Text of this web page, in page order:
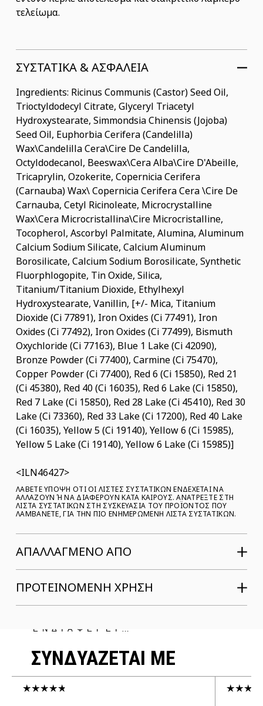
τελείωμα.
ΣΥΣΤΑΤΙΚΆ & ΑΣΦΆΛΕΙΑ
Ingredients: Ricinus Communis (Castor) Seed Oil,
Trioctyldodecyl Citrate, Glyceryl Triacetyl
Hydroxystearate, Simmondsia Chinensis (Jojoba)
Seed Oil, Euphorbia Cerifera (Candelilla)
Wax\Candelilla Cera\Cire De Candelilla,
Octyldodecanol, Beeswax\Cera Alba\Cire D'Abeille,
Tricaprylin, Ozokerite, Copernicia Cerifera
(Carnauba) Wax\ Copernicia Cerifera Cera \Cire De
Carnauba, Cetyl Ricinoleate, Microcrystalline
Wax\Cera Microcristallina\Cire Microcristalline,
Tocopherol, Ascorbyl Palmitate, Alumina, Aluminum
Calcium Sodium Silicate, Calcium Aluminum
Borosilicate, Calcium Sodium Borosilicate, Synthetic
Fluorphlogopite, Tin Oxide, Silica,
Titanium/Titanium Dioxide, Ethylhexyl
Hydroxystearate, Vanillin, [+/- Mica, Titanium
Dioxide (Ci 77891), Iron Oxides (Ci 77491), Iron
Oxides (Ci 77492), Iron Oxides (Ci 77499), Bismuth
Oxychloride (Ci 77163), Blue 1 Lake (Ci 42090),
Bronze Powder (Ci 77400), Carmine (Ci 75470),
Copper Powder (Ci 77400), Red 6 (Ci 15850), Red 21
(Ci 45380), Red 40 (Ci 16035), Red 6 Lake (Ci 15850),
Red 7 Lake (Ci 15850), Red 28 Lake (Ci 45410), Red 30
Lake (Ci 73360), Red 33 Lake (Ci 17200), Red 40 Lake
(Ci 16035), Yellow 5 (Ci 19140), Yellow 6 (Ci 15985),
Yellow 5 Lake (Ci 19140), Yellow 6 Lake (Ci 15985)]
ILN46427
ΛΑΒΕΤΕ ΥΠΟΨΗ ΟΤΙ ΟΙ ΛΙΣΤΕΣ ΣΥΣΤΑΤΙΚΩΝ ΕΝΔΕΧΕΤΑΙ ΝΑ
ΑΛΛΑΖΟΥΝ Ή ΝΑ ΔΙΑΦΕΡΟΥΝ ΚΑΤΑ ΚΑΙΡΟΥΣ. ΑΝΑΤΡΕΞΤΕ ΣΤΗ Λ
ΙΣΤΑ ΣΥΣΤΑΤΙΚΩΝ ΣΤΗ ΣΥΣΚΕΥΑΣΙΑ ΤΟΥ ΠΡΟΪΟΝΤΟΣ ΠΟΥ Λ
ΑΜΒΑΝΕΤΕ, ΓΙΑ ΤΗΝ ΠΙΟ ΕΝΗΜΕΡΩΜΕΝΗ ΛΙΣΤΑ ΣΥΣΤΑΤΙΚΩΝ.
ΑΠΑΛΛΑΓΜΕΝΟ ΑΠΟ
ΠΡΟΤΕΙΝΟΜΕΝΗ ΧΡΗΣΗ
ΕΝΔΙΑΦΕΡΕΙ…
ΣΥΝΔΥΑΖΕΤΑΙ ΜΕ